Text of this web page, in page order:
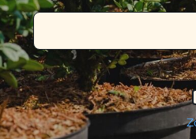
Doniczka do uprawy borówki 25L BO,
cm, RS25B z bocznymi otworami
14.50zł
Przewidywana dostawa: 5 sierpnia